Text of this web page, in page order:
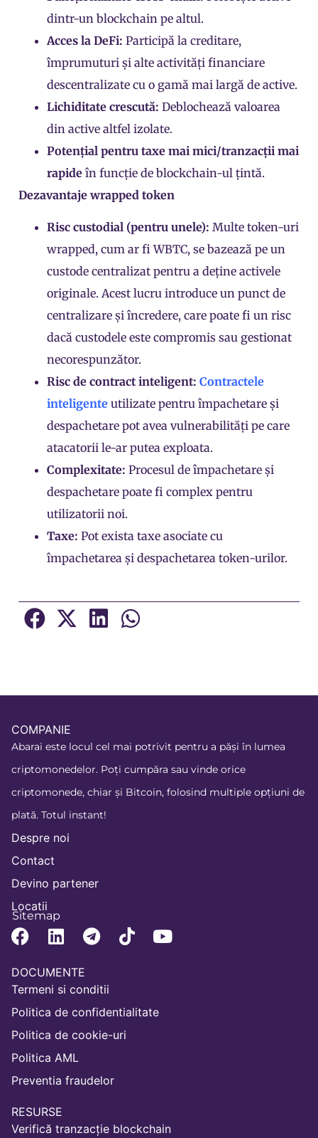
dintr-un blockchain pe altul.
Acces la DeFi: Participă la creditare,
împrumuturi și alte activități financiare
descentralizate cu o gamă mai largă de active.
Lichiditate crescută: Deblochează valoarea
din active altfel izolate.
Potențial pentru taxe mai mici/tranzacții mai
rapide în funcție de blockchain-ul țintă.
Dezavantaje wrapped token
Risc custodial (pentru unele): Multe token-uri
wrapped, cum ar fi WBTC, se bazează pe un
custode centralizat pentru a deține activele
originale. Acest lucru introduce un punct de
centralizare și încredere, care poate fi un risc
dacă custodele este compromis sau gestionat
necorespunzător.
Risc de contract inteligent: Contractele
inteligente utilizate pentru împachetare și
despachetare pot avea vulnerabilități pe care
atacatorii le-ar putea exploata.
Complexitate: Procesul de împachetare și
despachetare poate fi complex pentru
utilizatorii noi.
Taxe: Pot exista taxe asociate cu
împachetarea și despachetarea token-urilor.
COMPANIE
Abarai este locul cel mai potrivit pentru a păși în lumea
criptomonedelor. Poți cumpăra sau vinde orice
criptomonede, chiar și Bitcoin, folosind multiple opțiuni de
plată. Totul instant!
Despre noi
Contact
Devino partener
Locatii
Sitemap
DOCUMENTE
Termeni si conditii
Politica de confidentialitate
Politica de cookie-uri
Politica AML
Preventia fraudelor
RESURSE
Verifică tranzacție blockchain